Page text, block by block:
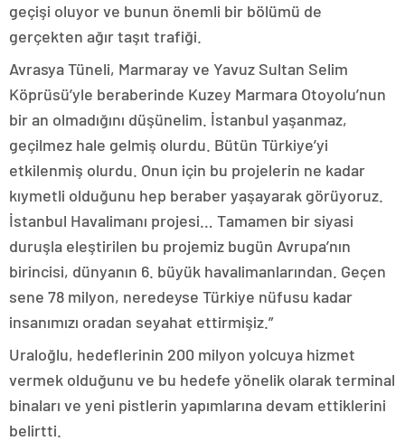
geçişi oluyor ve bunun önemli bir bölümü de
gerçekten ağır taşıt trafiği.
Avrasya Tüneli, Marmaray ve Yavuz Sultan Selim
Köprüsü’yle beraberinde Kuzey Marmara Otoyolu’nun
bir an olmadığını düşünelim. İstanbul yaşanmaz,
geçilmez hale gelmiş olurdu. Bütün Türkiye’yi
etkilenmiş olurdu. Onun için bu projelerin ne kadar
kıymetli olduğunu hep beraber yaşayarak görüyoruz.
İstanbul Havalimanı projesi… Tamamen bir siyasi
duruşla eleştirilen bu projemiz bugün Avrupa’nın
birincisi, dünyanın 6. büyük havalimanlarından. Geçen
sene 78 milyon, neredeyse Türkiye nüfusu kadar
insanımızı oradan seyahat ettirmişiz.”
Uraloğlu, hedeflerinin 200 milyon yolcuya hizmet
vermek olduğunu ve bu hedefe yönelik olarak terminal
binaları ve yeni pistlerin yapımlarına devam ettiklerini
belirtti.